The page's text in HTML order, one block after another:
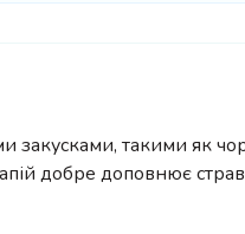
такими як
добре доповнює